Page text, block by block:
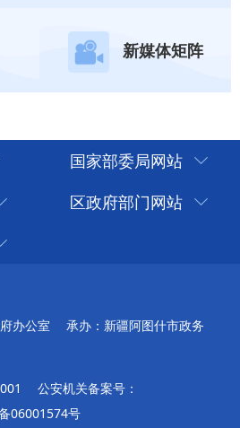
新媒体矩阵
国家部委局网站
区政府部门网站
办公室
承办：新疆阿图什市政务
公安机关备案号：
06001574号